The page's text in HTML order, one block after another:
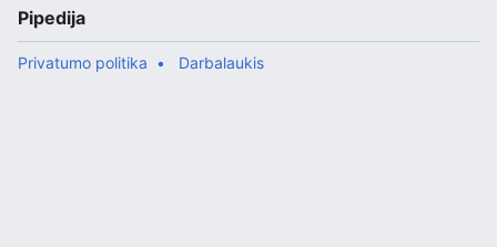
Pipedija
Privatumo politika Darbalaukis